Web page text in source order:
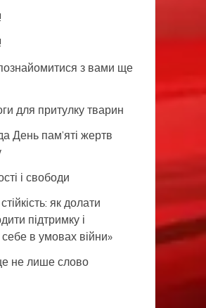
з вами ще
для притулку тварин
День пам’яті жертв
і свободи
як долати
підтримку і
в умовах війни»
не лише слово